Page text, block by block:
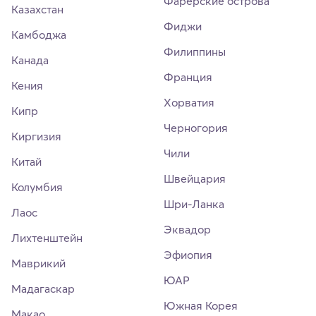
Казахстан
Камбоджа
Канада
Кения
Кипр
Киргизия
Китай
Колумбия
Лаос
Лихтенштейн
Маврикий
Мадагаскар
Фиджи
Филиппины
Франция
Хорватия
Черногория
Чили
Швейцария
Шри-Ланка
Эквадор
Эфиопия
ЮАР
Южная Корея